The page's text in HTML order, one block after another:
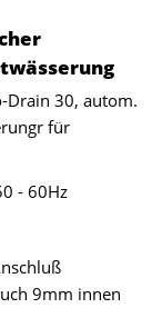
Drain 30, autom.
für
- 60Hz
9mm innen